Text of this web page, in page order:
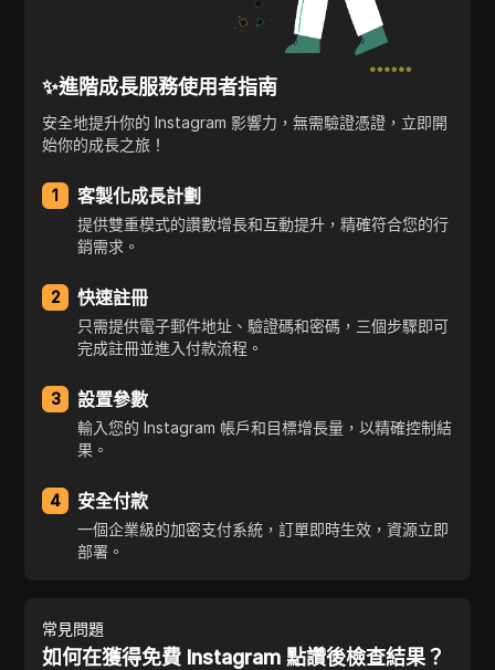
✨進階成長服務使用者指南
安全地提升你的 Instagram 影響力，無需驗證憑證，立即開
始你的成長之旅！
1 客製化成長計劃
提供雙重模式的讚數增長和互動提升，精確符合您的行
銷需求。
2 快速註冊
只需提供電子郵件地址、驗證碼和密碼，三個步驟即可
完成註冊並進入付款流程。
3 設置參數
輸入您的 Instagram 帳戶和目標增長量，以精確控制結
果。
4 安全付款
一個企業級的加密支付系統，訂單即時生效，資源立即
部署。
常見問題
如何在獲得免費 Instagram 點讚後檢查結果？